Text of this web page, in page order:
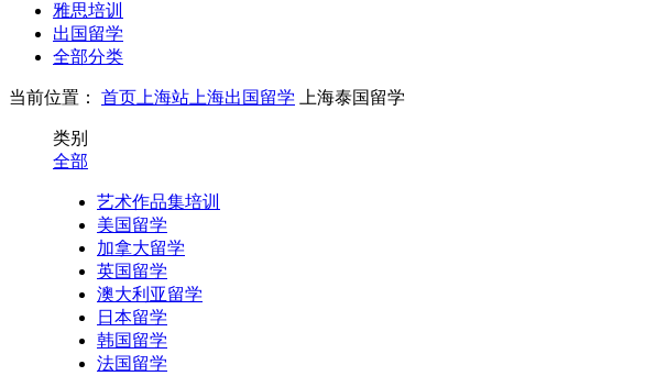
雅思培训
出国留学
全部分类
当前位置： 首页 上海站 上海出国留学 上海泰国留学
类别
全部
艺术作品集培训
美国留学
加拿大留学
英国留学
澳大利亚留学
日本留学
韩国留学
法国留学